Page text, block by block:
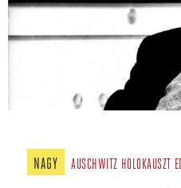
NAGY AUSCHWITZ HOLOKAUSZT